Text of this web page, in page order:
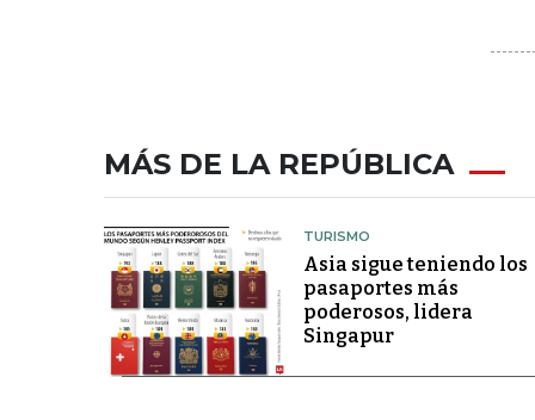
MÁS DE LA REPÚBLICA
TURISMO
Asia sigue teniendo los
pasaportes más
poderosos, lidera
Singapur